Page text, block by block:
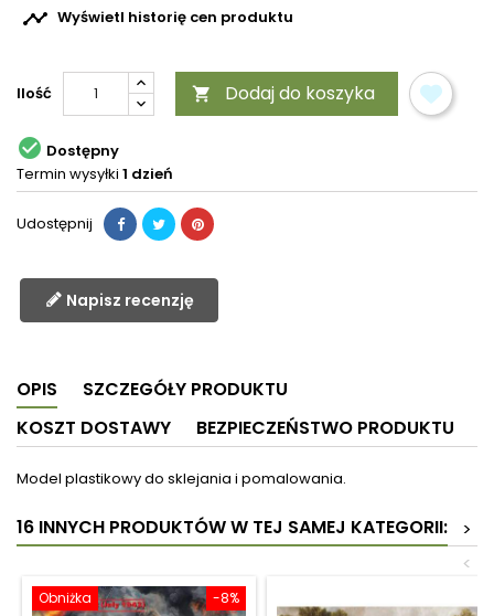
 Wyświetl historię cen produktu
Ilość  Dodaj do koszyka
 Dostępny
Termin wysyłki 1 dzień
Udostępnij
Napisz recenzję
OPIS
SZCZEGÓŁY PRODUKTU
KOSZT DOSTAWY
BEZPIECZEŃSTWO PRODUKTU
Model plastikowy do sklejania i pomalowania.
16 INNYCH PRODUKTÓW W TEJ SAMEJ KATEGORII:
>
<
-8%
Obniżka